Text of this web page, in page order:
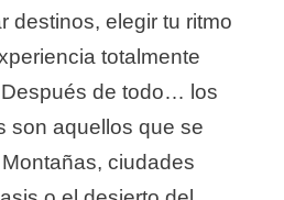
destinos, elegir tu ritmo
totalmente
de todo… los
son aquellos que se
ciudades